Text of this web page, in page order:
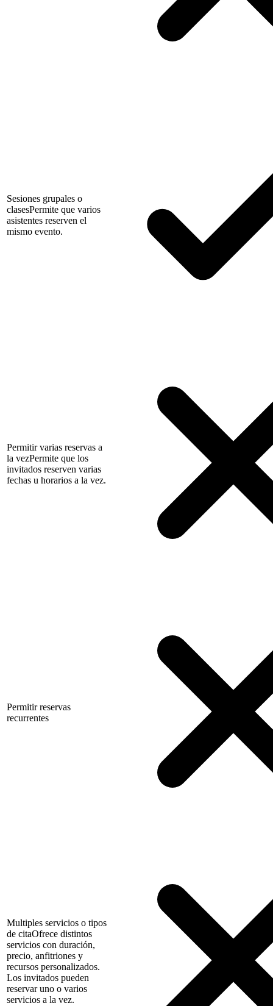
Sesiones grupales o
clasesPermite que varios
asistentes reserven el
mismo evento.
Permitir varias reservas a
la vezPermite que los
invitados reserven varias
fechas u horarios a la vez.
Permitir reservas
recurrentes
Multiples servicios o tipos
de citaOfrece distintos
servicios con duración,
precio, anfitriones y
recursos personalizados.
Los invitados pueden
reservar uno o varios
servicios a la vez.